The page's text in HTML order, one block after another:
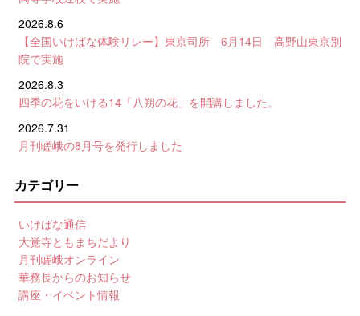
2026.8.6
【全国いけばな体験リレー】東京司所 6月14日 高野山東京別
院で実施
2026.8.3
四季の花をいける14「八朔の花」を開講しました。
2026.7.31
月刊嵯峨の8月号を発行しました
カテゴリー
いけばな通信
大覚寺ともまちだより
月刊嵯峨オンライン
華務長からのお知らせ
講座・イベント情報